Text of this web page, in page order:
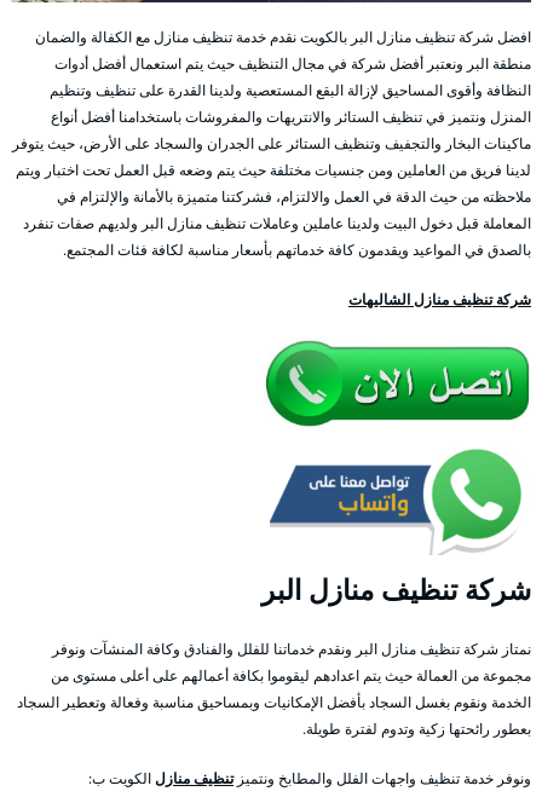
افضل شركة تنظيف منازل البر بالكويت نقدم خدمة تنظيف منازل مع الكفالة والضمان
منطقة البر ونعتبر أفضل شركة في مجال التنظيف حيث يتم استعمال أفضل أدوات
النظافة وأقوى المساحيق لإزالة البقع المستعصية ولدينا القدرة على تنظيف وتنظيم
المنزل ونتميز في تنظيف الستائر والانتريهات والمفروشات باستخدامنا أفضل أنواع
ماكينات البخار والتجفيف وتنظيف الستائر على الجدران والسجاد على الأرض، حيث يتوفر
لدينا فريق من العاملين ومن جنسيات مختلفة حيث يتم وضعه قبل العمل تحت اختبار ويتم
ملاحظته من حيث الدقة في العمل والالتزام، فشركتنا متميزة بالأمانة والإلتزام في
المعاملة قبل دخول البيت ولدينا عاملين وعاملات تنظيف منازل البر ولديهم صفات تنفرد
بالصدق في المواعيد ويقدمون كافة خدماتهم بأسعار مناسبة لكافة فئات المجتمع.
شركة تنظيف منازل الشاليهات
شركة تنظيف منازل البر
نمتاز شركة تنظيف منازل البر ونقدم خدماتنا للفلل والفنادق وكافة المنشآت ونوفر
مجموعة من العمالة حيث يتم اعدادهم ليقوموا بكافة أعمالهم على أعلى مستوى من
الخدمة ونقوم بغسل السجاد بأفضل الإمكانيات وبمساحيق مناسبة وفعالة وتعطير السجاد
بعطور رائحتها زكية وتدوم لفترة طويلة.
ونوفر خدمة تنظيف واجهات الفلل والمطابخ ونتميزتنظيف منازلالكويت ب: